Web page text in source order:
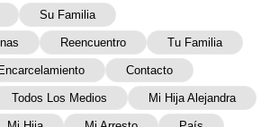
Su Familia
Reencuentro Tu Familia
Contacto
Todos Los Medios Mi Hija Alejandra